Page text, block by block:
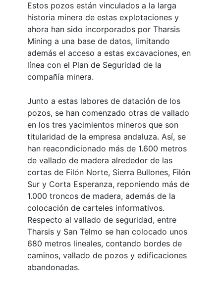
Estos pozos están vinculados a la larga
historia minera de estas explotaciones y
ahora han sido incorporados por Tharsis
Mining a una base de datos, limitando
además el acceso a estas excavaciones, en
línea con el Plan de Seguridad de la
compañía minera.
Junto a estas labores de datación de los
pozos, se han comenzado otras de vallado
en los tres yacimientos mineros que son
titularidad de la empresa andaluza. Así, se
han reacondicionado más de 1.600 metros
de vallado de madera alrededor de las
cortas de Filón Norte, Sierra Bullones, Filón
Sur y Corta Esperanza, reponiendo más de
1.000 troncos de madera, además de la
colocación de carteles informativos.
Respecto al vallado de seguridad, entre
Tharsis y San Telmo se han colocado unos
680 metros lineales, contando bordes de
caminos, vallado de pozos y edificaciones
abandonadas.